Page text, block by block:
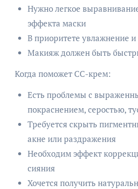
Нужно легкое
эффекта маски
В приоритете увлажнение
Макияж должен быть
Когда поможет CC-крем:
Есть проблемы с
покраснением, серостью,
Требуется скрыть
акне или раздражения
Необходим эффект
сияния
Хочется получить